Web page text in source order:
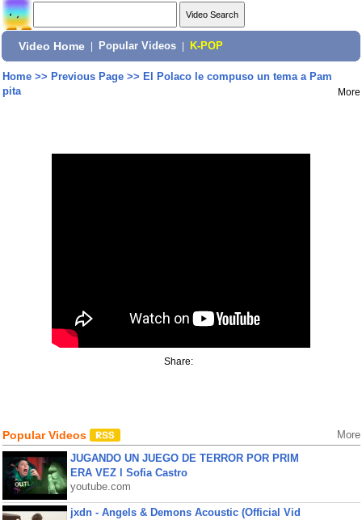
Video Home Popular Videos K-POP
Home>> Previous Page>> El Polaco le compuso un tema a Pam
pita
More
Share:
Popular Videos More
JUGANDO UN JUEGO DE TERROR POR PRIM
ERA VEZ l Sofia Castro
youtube.com
jxdn - Angels & Demons Acoustic (Official Vid